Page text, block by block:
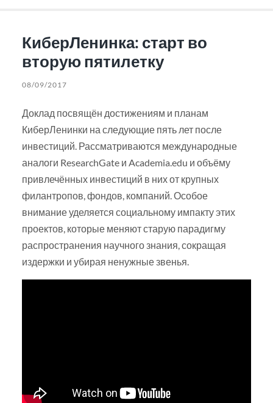
КиберЛенинка: старт во
вторую пятилетку
08/09/2017
Доклад посвящён достижениям и планам
КиберЛенинки на следующие пять лет после
инвестиций. Рассматриваются международные
аналоги ResearchGate и Academia.edu и объёму
привлечённых инвестиций в них от крупных
филантропов, фондов, компаний. Особое
внимание уделяется социальному импакту этих
проектов, которые меняют старую парадигму
распространения научного знания, сокращая
издержки и убирая ненужные звенья.